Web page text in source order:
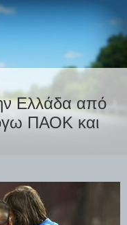
Ελλάδα από
ΠΑΟΚ και